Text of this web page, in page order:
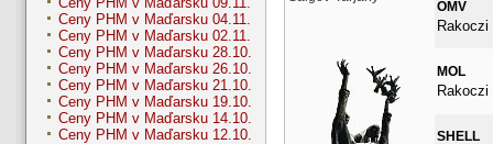
Ceny PHM v Maďarsku 04.11.
Ceny PHM v Maďarsku 02.11.
Ceny PHM v Maďarsku 28.10.
Ceny PHM v Maďarsku 26.10.
Ceny PHM v Maďarsku 21.10.
Ceny PHM v Maďarsku 19.10.
Ceny PHM v Maďarsku 14.10.
Ceny PHM v Maďarsku 12.10.
OMV
Rakoczi
MOL
Rakoczi
SHELL